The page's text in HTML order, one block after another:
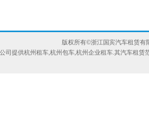
版权所有©浙江国宾汽车租赁有
司提供杭州租车,杭州包车,杭州企业租车.其汽车租赁